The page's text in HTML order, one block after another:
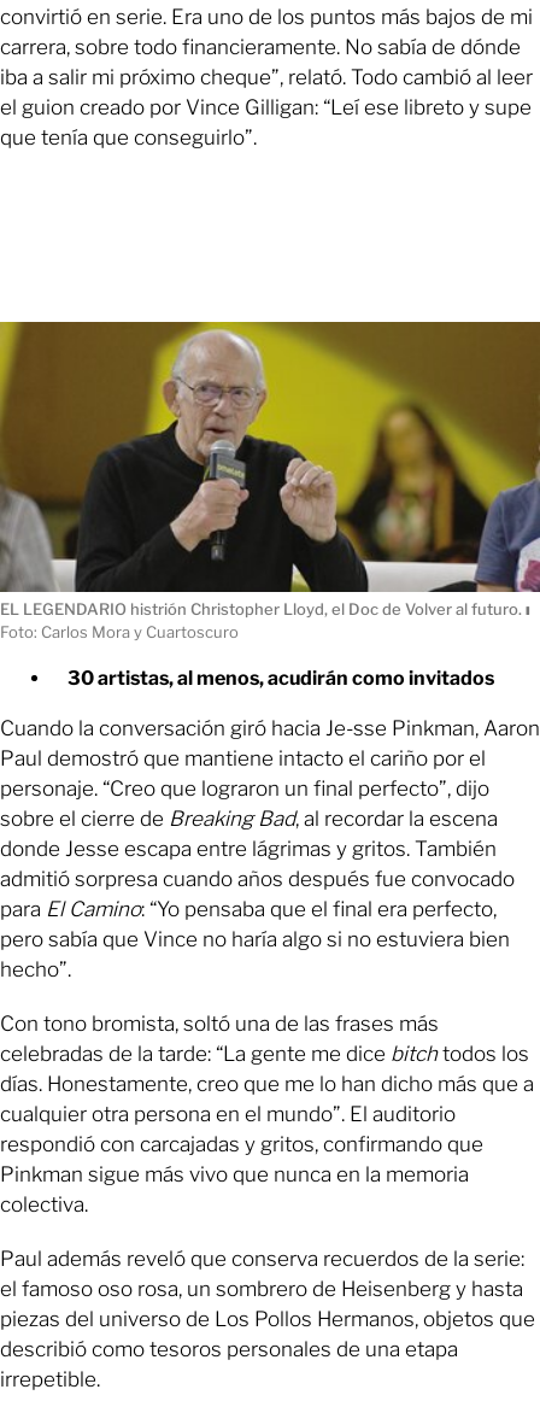
convirtió en serie. Era uno de los puntos más bajos de mi
carrera, sobre todo financieramente. No sabía de dónde
iba a salir mi próximo cheque”, relató. Todo cambió al leer
el guion creado por Vince Gilligan: “Leí ese libreto y supe
que tenía que conseguirlo”.
EL LEGENDARIO histrión Christopher Lloyd, el Doc de Volver al futuro. ı
Foto: Carlos Mora y Cuartoscuro
30 artistas, al menos, acudirán como invitados
Cuando la conversación giró hacia Je-sse Pinkman, Aaron
Paul demostró que mantiene intacto el cariño por el
personaje. “Creo que lograron un final perfecto”, dijo
sobre el cierre de Breaking Bad, al recordar la escena
donde Jesse escapa entre lágrimas y gritos. También
admitió sorpresa cuando años después fue convocado
para El Camino: “Yo pensaba que el final era perfecto,
pero sabía que Vince no haría algo si no estuviera bien
hecho”.
Con tono bromista, soltó una de las frases más
celebradas de la tarde: “La gente me dice bitchtodos los
días. Honestamente, creo que me lo han dicho más que a
cualquier otra persona en el mundo”. El auditorio
respondió con carcajadas y gritos, confirmando que
Pinkman sigue más vivo que nunca en la memoria
colectiva.
Paul además reveló que conserva recuerdos de la serie:
el famoso oso rosa, un sombrero de Heisenberg y hasta
piezas del universo de Los Pollos Hermanos, objetos que
describió como tesoros personales de una etapa
irrepetible.